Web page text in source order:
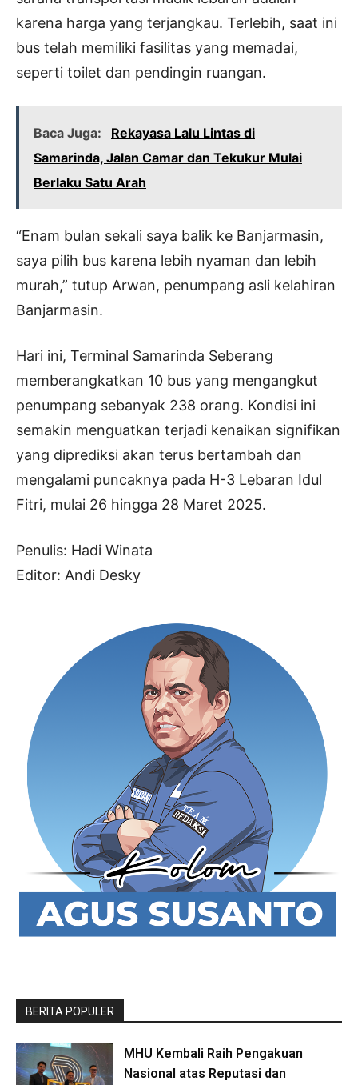
karena harga yang terjangkau. Terlebih, saat ini
bus telah memiliki fasilitas yang memadai,
seperti toilet dan pendingin ruangan.
Baca Juga:
Rekayasa Lalu Lintas di
Samarinda, Jalan Camar dan Tekukur Mulai
Berlaku Satu Arah
“Enam bulan sekali saya balik ke Banjarmasin,
saya pilih bus karena lebih nyaman dan lebih
murah,” tutup Arwan, penumpang asli kelahiran
Banjarmasin.
Hari ini, Terminal Samarinda Seberang
memberangkatkan 10 bus yang mengangkut
penumpang sebanyak 238 orang. Kondisi ini
semakin menguatkan terjadi kenaikan signifikan
yang diprediksi akan terus bertambah dan
mengalami puncaknya pada H-3 Lebaran Idul
Fitri, mulai 26 hingga 28 Maret 2025.
Penulis: Hadi Winata
Editor: Andi Desky
BERITA POPULER
MHU Kembali Raih Pengakuan
Nasional atas Reputasi dan